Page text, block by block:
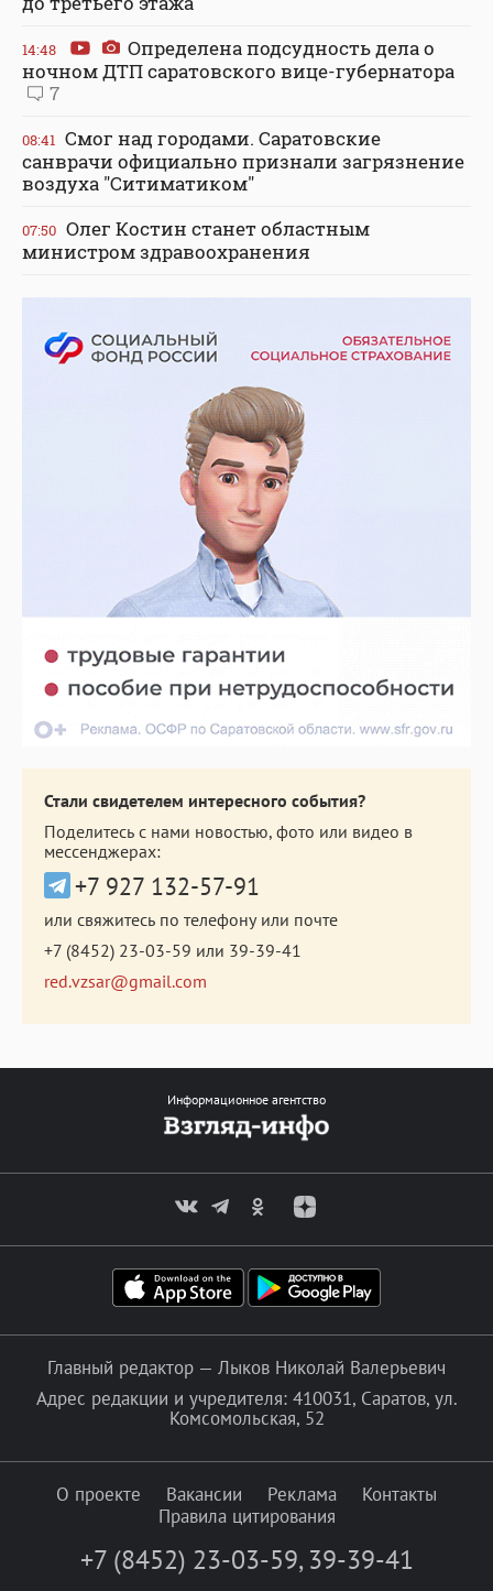
14:48
Определена подсудность дела о
ночном ДТП саратовского вице-губернатора
7
08:41 Смог над городами. Саратовские
санврачи официально признали загрязнение
воздуха "Ситиматиком"
07:50 Олег Костин станет областным
министром здравоохранения
Стали свидетелем интересного события?
Поделитесь с нами новостью, фото или видео в
мессенджерах:
+7 927 132-57-91
или свяжитесь по телефону или почте
+7 (8452) 23-03-59 или 39-39-41
red.vzsar@gmail.com
Информационное агентство
Главный редактор — Лыков Николай Валерьевич
Адрес редакции и учредителя: 410031, Саратов, ул.
Комсомольская, 52
О проекте Вакансии Реклама
Контакты
Правила цитирования
+7 (8452) 23-03-59, 39-39-41